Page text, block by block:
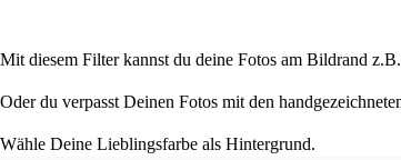
Mit diesem Filter kannst du deine Fotos am Bildrand
Oder du verpasst Deinen Fotos mit den
Wähle Deine Lieblingsfarbe als Hintergrund.